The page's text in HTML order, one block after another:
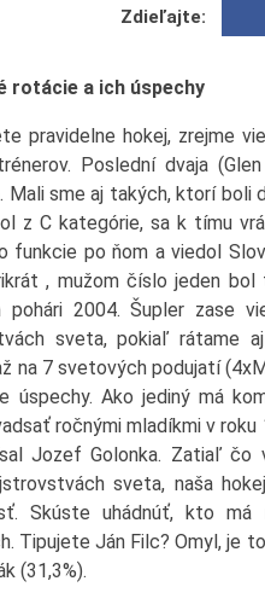
Zdieľajte:
rotácie a ich úspechy
pravidelne hokej, zrejme
Poslední dvaja
Mali sme aj takých, ktorí boli
z C kategórie, sa k tímu
funkcie po ňom a viedol
, mužom číslo jeden bol
pohári 2004. Šupler zase
sveta, pokiaľ rátame
na 7 svetových podujatí
úspechy. Ako jediný má
ročnými mladíkmi v
Jozef Golonka. Zatiaľ čo
sveta, naša
Skúste uhádnúť, kto má
Tipujete Ján Filc? Omyl, je
(31,3%).